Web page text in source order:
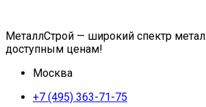
МеталлСтрой — широкий спектр
доступным ценам!
Москва
+7 (495) 363-71-75